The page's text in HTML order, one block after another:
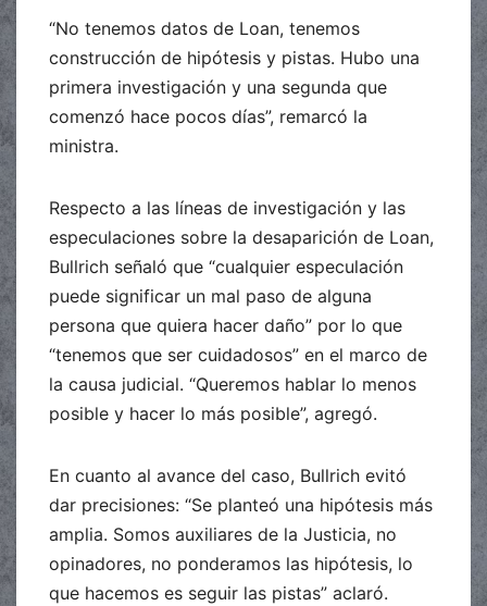
“No tenemos datos de Loan, tenemos
construcción de hipótesis y pistas. Hubo una
primera investigación y una segunda que
comenzó hace pocos días”, remarcó la
ministra.
Respecto a las líneas de investigación y las
especulaciones sobre la desaparición de Loan,
Bullrich señaló que “cualquier especulación
puede significar un mal paso de alguna
persona que quiera hacer daño” por lo que
“tenemos que ser cuidadosos” en el marco de
la causa judicial. “Queremos hablar lo menos
posible y hacer lo más posible”, agregó.
En cuanto al avance del caso, Bullrich evitó
dar precisiones: “Se planteó una hipótesis más
amplia. Somos auxiliares de la Justicia, no
opinadores, no ponderamos las hipótesis, lo
que hacemos es seguir las pistas” aclaró.